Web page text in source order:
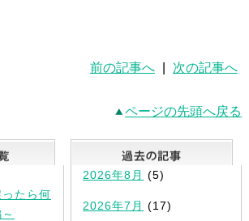
前の記事へ 次の記事へ
ページの先頭へ戻る
最新記事一覧
たら何
2026年8月 (5)
2026年7月 (17)